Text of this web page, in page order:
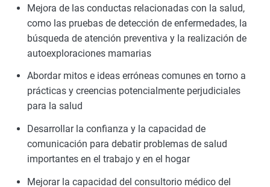
Mejora de las conductas relacionadas con la salud,
como las pruebas de detección de enfermedades, la
búsqueda de atención preventiva y la realización de
autoexploraciones mamarias
Abordar mitos e ideas erróneas comunes en torno a
prácticas y creencias potencialmente perjudiciales
para la salud
Desarrollar la confianza y la capacidad de
comunicación para debatir problemas de salud
importantes en el trabajo y en el hogar
Mejorar la capacidad del consultorio médico del